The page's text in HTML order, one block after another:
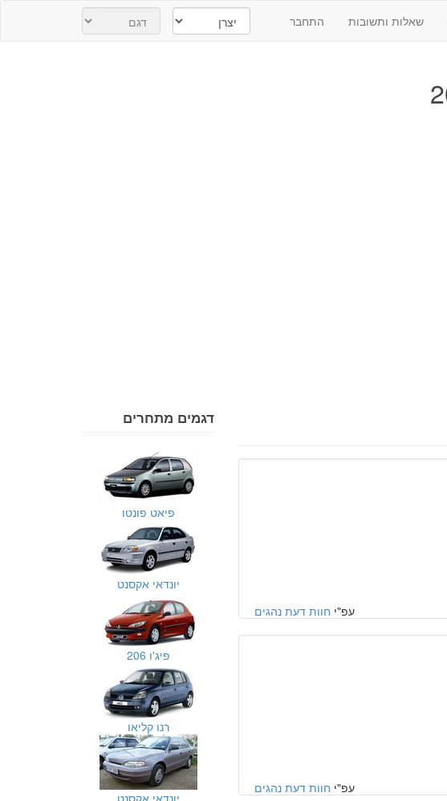
שאלות ותשובות התחבר
עפ"י חוות דעת נהגים
עפ"י חוות דעת נהגים
דגמים מתחרים
פיאט פונטו
יונדאי אקסנט
פיג'ו 206
רנו קליאו
יונדאי אקסנט